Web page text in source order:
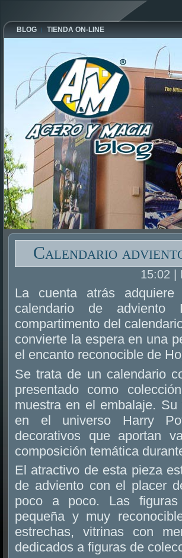
BLOG TIENDA ON-LINE
Calendario
15:02 |
La cuenta atrás
calendario de
compartimento del
convierte la espera en una
el encanto reconocible de
Se trata de un calendario
presentado como
muestra en el embalaje.
en el universo Harry
decorativos que aportan
composición temática
El atractivo de esta pieza
de adviento con el placer
poco a poco. Las
pequeña y muy
estrechas, vitrinas con
dedicados a figuras de